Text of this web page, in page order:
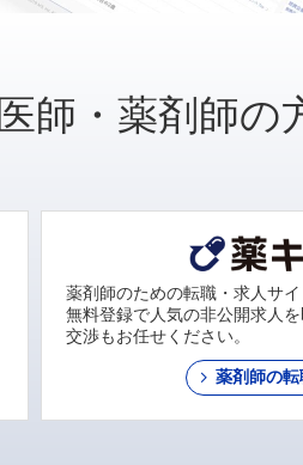
師・薬剤師の
薬剤師のための転職・求人サ
無料登録で人気の非公開求人
交渉もお任せください。
薬剤師の